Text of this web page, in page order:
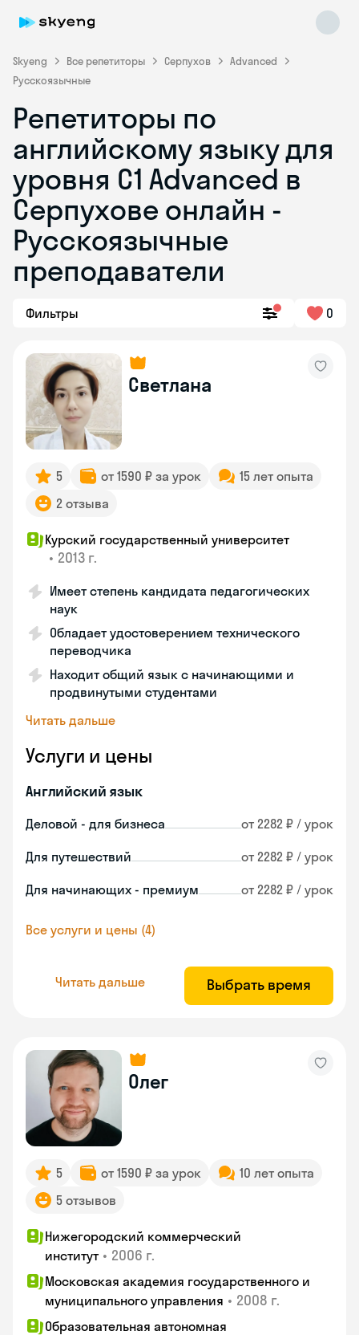
Skyeng Все репетиторы Серпухов
Advanced
Русскоязычные
Репетиторы по
английскому языку для
уровня C1 Advanced в
Серпухове онлайн -
Русскоязычные
преподаватели
Фильтры 0
Светлана
5 от 1590 ₽ за урок
15 лет опыта
2 отзыва
Курский государственный университет
• 2013 г.
Имеет степень кандидата педагогических
наук
Обладает удостоверением технического
переводчика
Находит общий язык с начинающими и
продвинутыми студентами
Читать дальше
Услуги и цены
Английский язык
Деловой - для бизнеса от 2282 ₽ / урок
Для путешествий от 2282 ₽ / урок
Для начинающих - премиум от 2282 ₽ / урок
Все услуги и цены (4)
Читать дальше Выбрать время
Олег
5 от 1590 ₽ за урок
10 лет опыта
5 отзывов
Нижегородский коммерческий
институт • 2006 г.
Московская академия государственного и
муниципального управления • 2008 г.
Образовательная автономная
Skyeng Chat